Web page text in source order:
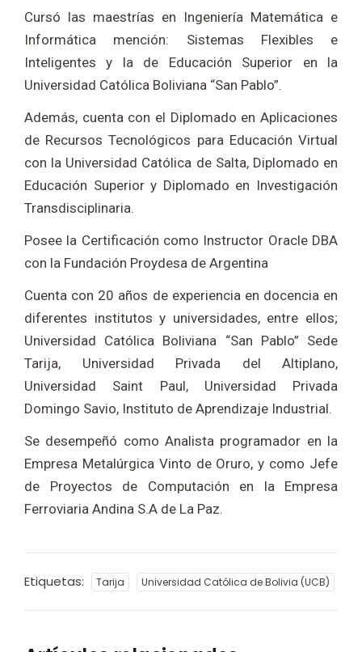
Cursó las maestrías en Ingeniería Matemática e
Informática mención: Sistemas Flexibles e
Inteligentes y la de Educación Superior en la
Universidad Católica Boliviana “San Pablo”.
Además, cuenta con el Diplomado en Aplicaciones
de Recursos Tecnológicos para Educación Virtual
con la Universidad Católica de Salta, Diplomado en
Educación Superior y Diplomado en Investigación
Transdisciplinaria.
Posee la Certificación como Instructor Oracle DBA
con la Fundación Proydesa de Argentina
Cuenta con 20 años de experiencia en docencia en
diferentes institutos y universidades, entre ellos;
Universidad Católica Boliviana “San Pablo” Sede
Tarija, Universidad Privada del Altiplano,
Universidad Saint Paul, Universidad Privada
Domingo Savio, Instituto de Aprendizaje Industrial.
Se desempeñó como Analista programador en la
Empresa Metalúrgica Vinto de Oruro, y como Jefe
de Proyectos de Computación en la Empresa
Ferroviaria Andina S.A de La Paz.
Etiquetas: Tarija Universidad Católica de Bolivia (UCB)